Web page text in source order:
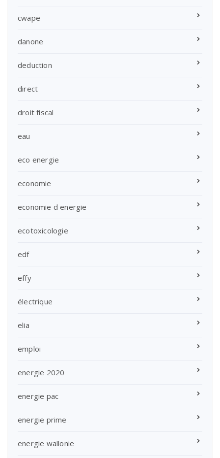
cwape
danone
deduction
direct
droit fiscal
eau
eco energie
economie
economie d energie
ecotoxicologie
edf
effy
électrique
elia
emploi
energie 2020
energie pac
energie prime
energie wallonie